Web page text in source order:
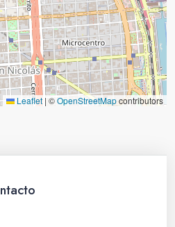
Leaflet | ©OpenStreetMapcontributors